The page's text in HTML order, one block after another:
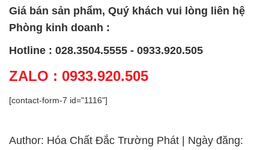
Giá bán sản phẩm, Quý khách vui lòng liên hệ
Phòng kinh doanh :
Hotline : 028.3504.5555 - 0933.920.505
ZALO : 0933.920.505
[contact-form-7 id="1116"]
Author: Hóa Chất Đắc Trường Phát | Ngày đăng: